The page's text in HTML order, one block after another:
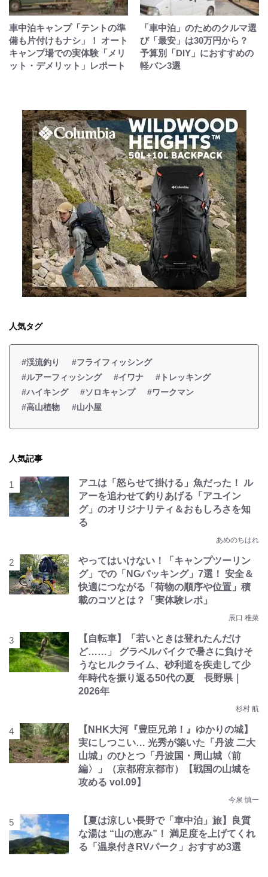
車中泊キャンプ「テントの準
備も片付けもナシ」！ オート
キャンプ場での実体験「メリ
ット・デメリット」レポート
「車中泊」のためのクルマ選
び「最安」は30万円から？
予算別「DIY」におすすめの
軽バン3選
人気タグ
#渓流釣り
#フライフィッシング
#ルアーフィッシング
#イワナ
#トレッキング
#ハイキング
#ソロキャンプ
#ワークマン
#高山植物
#山小屋
人気記事
アユは「怒らせて掛ける」魚だった！ ル
アーを追わせて釣りあげる「アユイン
グ」のオリジナリティ＆おもしろさを知
る
あめのちはれ
やってはいけない！「キャンプツーリン
グ」での「NGパッキング」7選！ 安全＆
快適につながる「荷物の順序や位置」積
載のコツとは？「実体験レポ」
辰口 稚菜
【自転車】「若いときは登れたんだけ
ど……」 グラベルバイクで暑さに負けそ
うなヒルクライム、砂利道を疾走して少
年時代を振り返る50代の夏 長野県｜
2026年
杉村 航
【NHK大河『豊臣兄弟！』ゆかりの城】
実にしつこい… 光秀が築いた「丹波 二大
山城」のひとつ「丹波国・周山城〈前
編〉」（京都府京都市）【戦国の山城を
攻める vol.09】
今泉 慎一
【夏は涼しい長野で「車中泊」旅】良質
な湯は “山の恵み”！ 満足度を上げてくれ
る「温泉付きRVパーク」おすすめ3選